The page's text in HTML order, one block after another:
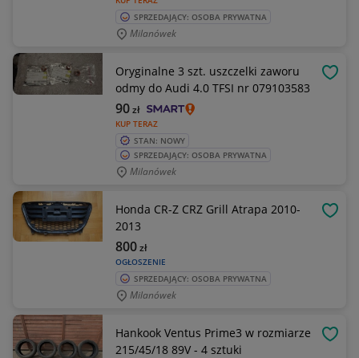
SPRZEDAJĄCY: OSOBA PRYWATNA
Milanówek
Oryginalne 3 szt. uszczelki zaworu
odmy do Audi 4.0 TFSI nr 079103583
KUP TERAZ
90zł
STAN: NOWY
SPRZEDAJĄCY: OSOBA PRYWATNA
Milanówek
Honda CR-Z CRZ Grill Atrapa 2010-
2013
OGŁOSZENIE
800zł
SPRZEDAJĄCY: OSOBA PRYWATNA
Milanówek
Hankook Ventus Prime3 w rozmiarze
215/45/18 89V - 4 sztuki